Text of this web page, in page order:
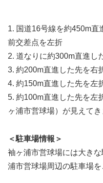
1. 国道16号線を約450m直
前交差点を左折
2. 道なりに約300m直進し
3. 約200m直進した先を右
4. 約150m直進した先を左
5. 約100m直進した先を左
ヶ浦市営球場）が見えてき
＜駐車場情報＞
袖ヶ浦市営球場には大き
浦市営球場周辺の駐車場を